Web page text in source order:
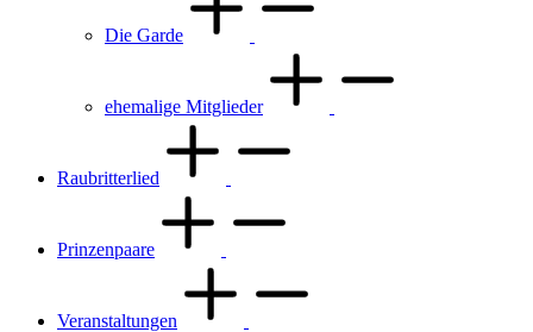
Die Garde
ehemalige Mitglieder
Raubritterlied
Prinzenpaare
Veranstaltungen